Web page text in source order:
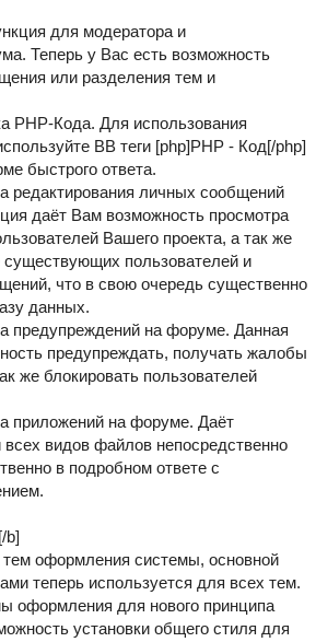
для модератора и
Теперь у Вас есть возможность
или разделения тем и
PHP-Кода. Для использования
BB теги [рhр]PHP - Код[/рhр]
быстрого ответа.
редактирования личных сообщений
даёт Вам возможность просмотра
Вашего проекта, а так же
существующих пользователей и
что в свою очередь существенно
данных.
предупреждений на форуме. Данная
предупреждать, получать жалобы
же блокировать пользователей
приложений на форуме. Даёт
всех видов файлов непосредственно
в подробном ответе с
b]
тем оформления системы, основной
теперь используется для всех тем.
оформления для нового принципа
установки общего стиля для